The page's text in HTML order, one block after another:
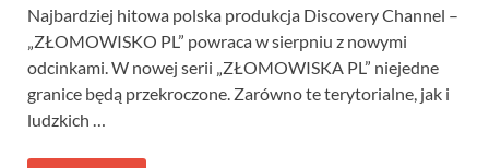
Najbardziej hitowa polska produkcja Discovery Channel –
„ZŁOMOWISKO PL” powraca w sierpniu z nowymi
odcinkami. W nowej serii „ZŁOMOWISKA PL” niejedne
granice będą przekroczone. Zarówno te terytorialne, jak i
ludzkich …